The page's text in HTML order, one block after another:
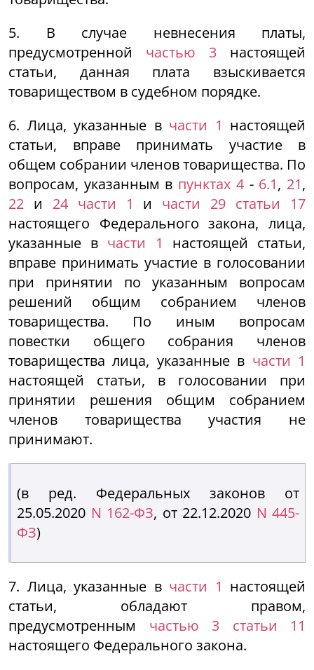
5. В случае невнесения платы,
предусмотренной частью 3 настоящей
статьи, данная плата взыскивается
товариществом в судебном порядке.
6. Лица, указанные в части 1 настоящей
статьи, вправе принимать участие в
общем собрании членов товарищества. По
вопросам, указанным в пунктах 4- 6.1, 21,
22 и 24 части 1 и части 29 статьи 17
настоящего Федерального закона, лица,
указанные в части 1
настоящей статьи,
вправе принимать участие в голосовании
при принятии по указанным вопросам
решений общим собранием членов
товарищества. По иным вопросам
повестки общего собрания членов
товарищества лица, указанные в части 1
настоящей статьи, в голосовании при
принятии решения общим собранием
членов товарищества участия не
принимают.
(в ред. Федеральных законов от
25.05.2020 N 162-ФЗ, от 22.12.2020 N 445-
ФЗ)
7. Лица, указанные в части 1 настоящей
статьи, обладают правом,
предусмотренным частью 3 статьи 11
настоящего Федерального закона.